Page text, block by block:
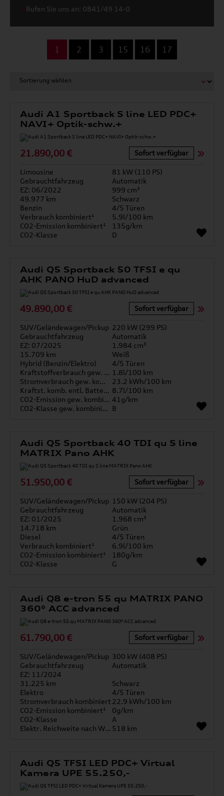
Rufen Sie uns an: 0841/49 14-0
1 2 3 15 16 17
Audi A1 Sportback S line LED PDC+
NAVI+ Optik-schw.+
21.890,00 € Sofort verfügbar
Limousine
81 kW (110 PS)
Gebrauchtfahrzeug
Automatik
EZ: 06/2022
999 cm³
49.977 km
Schwarz
Benzin
4/5 Türen
Verbrauch kombiniert¹
5.9l/100 km
CO2-Emission kombiniert¹
135g/km
CO2-Klasse
D
Audi Q5 Sportback 50 TFSI e qu
AHK PANO HuD advanced
49.890,00 € Sofort verfügbar
SUV/Geländewagen/Pickup 220 kW (299 PS)
Gebrauchtfahrzeug
Automatik
EZ: 07/2025
1.984 cm³
15.709 km
Weiß
Hybrid (Benzin/Elektro)
4/5 Türen
Kraftstoffverbrauch gew. kombiniert 1.8l/100 km
Stromverbrauch gew. kombiniert
23.2 kWh/100 km
Kraftst. komb. entl. Batterie 8.7l/100 km
CO2-Emission gew. kombiniert 41g/km
CO2-Klasse gew. kombiniert B
Audi Q5 Sportback 40 TDI qu S line
MATRIX Pano AHK
51.950,00 € Sofort verfügbar
SUV/Geländewagen/Pickup 150 kW (204 PS)
Gebrauchtfahrzeug
Automatik
EZ: 01/2025
1.968 cm³
14.718 km
Grün
Diesel
4/5 Türen
Verbrauch kombiniert¹
6.9l/100 km
CO2-Emission kombiniert¹
180g/km
CO2-Klasse
G
Audi Q8 e-tron 55 qu MATRIX PANO
360° ACC advanced
61.790,00 € Sofort verfügbar
SUV/Geländewagen/Pickup 300 kW (408 PS)
Gebrauchtfahrzeug
Automatik
EZ: 11/2024
31.225 km
Schwarz
Elektro
4/5 Türen
Stromverbrauch kombiniert22.9 kWh/100 km
CO2-Emission kombiniert¹
0g/km
CO2-Klasse
A
Elektr. Reichweite nach WLTP* 518 km
Audi Q5 TFSI LED PDC+ Virtual
Kamera UPE 55.250,-